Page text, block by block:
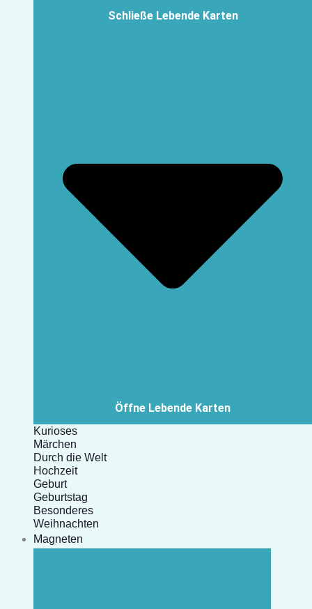
Schließe Lebende Karten
Öffne Lebende Karten
Kurioses
Märchen
Durch die Welt
Hochzeit
Geburt
Geburtstag
Besonderes
Weihnachten
Magneten